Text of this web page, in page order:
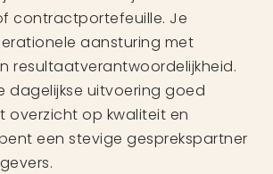
contractportefeuille. Je
aansturing met
resultaatverantwoordelijkheid.
dagelijkse uitvoering goed
overzicht op kwaliteit en
een stevige gesprekspartner